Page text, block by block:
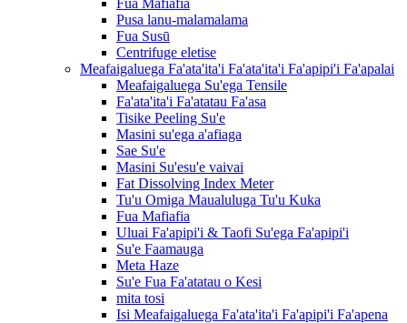
Fua Mafiafia
Pusa lanu-malamalama
Fua Susū
Centrifuge eletise
Meafaigaluega Fa'ata'ita'i Fa'ata'ita'i Fa'apipi'i Fa'apalai
Meafaigaluega Su'ega Tensile
Fa'ata'ita'i Fa'atatau Fa'asa
Tisike Peeling Su'e
Masini su'ega a'afiaga
Sae Su'e
Masini Su'esu'e vaivai
Fat Dissolving Index Meter
Tu'u Omiga Maualuluga Tu'u Kuka
Fua Mafiafia
Uluai Fa'apipi'i & Taofi Su'ega Fa'apipi'i
Su'e Faamauga
Meta Haze
Su'e Fua Fa'atatau o Kesi
mita tosi
Isi Meafaigaluega Fa'ata'ita'i Fa'apipi'i Fa'apena